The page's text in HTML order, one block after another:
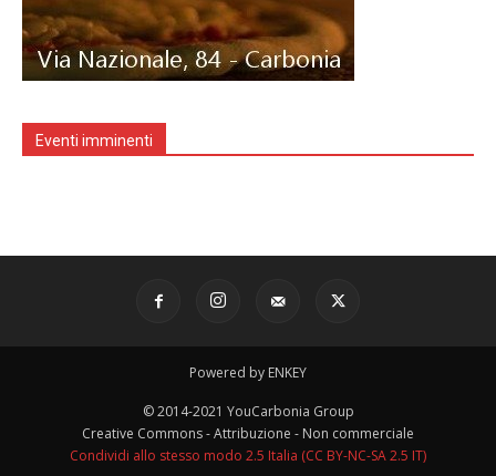
Eventi imminenti
Powered by ENKEY
© 2014-2021 YouCarbonia Group
Creative Commons - Attribuzione - Non commerciale
Condividi allo stesso modo 2.5 Italia (CC BY-NC-SA 2.5 IT)